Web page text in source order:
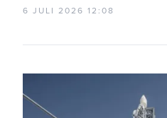
6 JULI 2026 12:08